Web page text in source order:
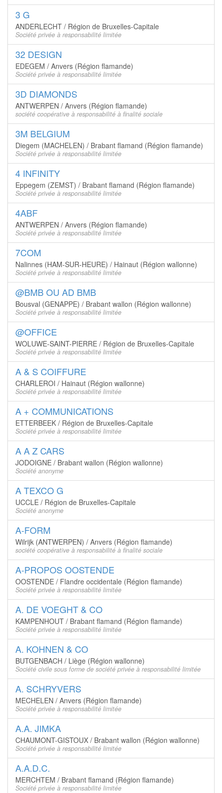
3 G
ANDERLECHT / Région de Bruxelles-Capitale
Société privée à responsabilité limitée
32 DESIGN
EDEGEM / Anvers (Région flamande)
Société privée à responsabilité limitée
3D DIAMONDS
ANTWERPEN / Anvers (Région flamande)
société coopérative à responsabilité à finalité sociale
3M BELGIUM
Diegem (MACHELEN) / Brabant flamand (Région flamande)
Société privée à responsabilité limitée
4 INFINITY
Eppegem (ZEMST) / Brabant flamand (Région flamande)
Société privée à responsabilité limitée
4ABF
ANTWERPEN / Anvers (Région flamande)
Société privée à responsabilité limitée
7COM
Nalinnes (HAM-SUR-HEURE) / Hainaut (Région wallonne)
Société privée à responsabilité limitée
@BMB OU AD BMB
Bousval (GENAPPE) / Brabant wallon (Région wallonne)
Société privée à responsabilité limitée
@OFFICE
WOLUWE-SAINT-PIERRE / Région de Bruxelles-Capitale
Société privée à responsabilité limitée
A & S COIFFURE
CHARLEROI / Hainaut (Région wallonne)
Société privée à responsabilité limitée
A + COMMUNICATIONS
ETTERBEEK / Région de Bruxelles-Capitale
Société privée à responsabilité limitée
A A Z CARS
JODOIGNE / Brabant wallon (Région wallonne)
Société anonyme
A TEXCO G
UCCLE / Région de Bruxelles-Capitale
Société anonyme
A-FORM
Wilrijk (ANTWERPEN) / Anvers (Région flamande)
société coopérative à responsabilité à finalité sociale
A-PROPOS OOSTENDE
OOSTENDE / Flandre occidentale (Région flamande)
Société privée à responsabilité limitée
A. DE VOEGHT & CO
KAMPENHOUT / Brabant flamand (Région flamande)
Société privée à responsabilité limitée
A. KOHNEN & CO
BUTGENBACH / Liège (Région wallonne)
Société civile sous forme de société privée à responsabilité limitée
A. SCHRYVERS
MECHELEN / Anvers (Région flamande)
Société privée à responsabilité limitée
A.A. JIMKA
CHAUMONT-GISTOUX / Brabant wallon (Région wallonne)
Société privée à responsabilité limitée
A.A.D.C.
MERCHTEM / Brabant flamand (Région flamande)
Société privée à responsabilité limitée